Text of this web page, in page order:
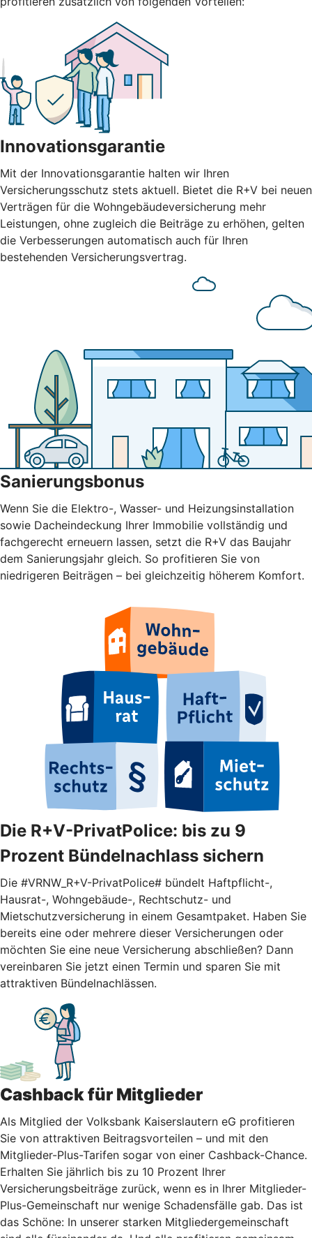
Innovationsgarantie
Mit der Innovationsgarantie halten wir Ihren
Versicherungsschutz stets aktuell. Bietet die R+V bei neuen
Verträgen für die Wohngebäudeversicherung mehr
Leistungen, ohne zugleich die Beiträge zu erhöhen, gelten
die Verbesserungen automatisch auch für Ihren
bestehenden Versicherungsvertrag.
Sanierungsbonus
Wenn Sie die Elektro-, Wasser- und Heizungsinstallation
sowie Dacheindeckung Ihrer Immobilie vollständig und
fachgerecht erneuern lassen, setzt die R+V das Baujahr
dem Sanierungsjahr gleich. So profitieren Sie von
niedrigeren Beiträgen – bei gleichzeitig höherem Komfort.
Die R+V-PrivatPolice: bis zu 9
Prozent Bündelnachlass sichern
Die #VRNW_R+V-PrivatPolice# bündelt Haftpflicht-,
Hausrat-, Wohngebäude-, Rechtschutz- und
Mietschutzversicherung in einem Gesamtpaket. Haben Sie
bereits eine oder mehrere dieser Versicherungen oder
möchten Sie eine neue Versicherung abschließen? Dann
vereinbaren Sie jetzt einen Termin und sparen Sie mit
attraktiven Bündelnachlässen.
Cashback für Mitglieder
Als Mitglied der Volksbank Kaiserslautern eG profitieren
Sie von attraktiven Beitragsvorteilen – und mit den
Mitglieder-Plus-Tarifen sogar von einer Cashback-Chance.
Erhalten Sie jährlich bis zu 10 Prozent Ihrer
Versicherungsbeiträge zurück, wenn es in Ihrer Mitglieder-
Plus-Gemeinschaft nur wenige Schadensfälle gab. Das ist
das Schöne: In unserer starken Mitgliedergemeinschaft